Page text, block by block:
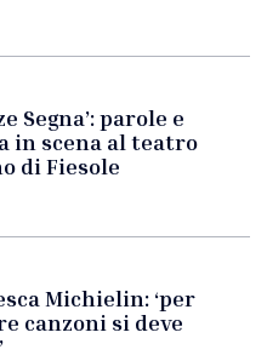
Segna’: parole e
in scena al teatro
di Fiesole
Michielin: ‘per
canzoni si deve